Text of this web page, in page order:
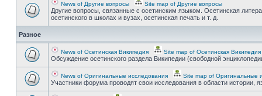
News of Другие вопросы Site map of Другие вопросы
Другие вопросы, связанные с осетинским языком. Осетинская
осетинского в школах и вузах, осетинская печать и т. д.
Разное
News of Осетинская Википедия Site map of Осетинская Википедия
Обсуждение осетинского раздела Википедии (свободной
News of Оригинальные исследования Site map of Оригинальные
Участники форума проводят свои исследования в области истории,